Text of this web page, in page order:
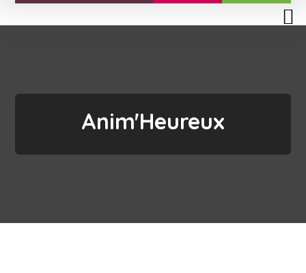
Anim'Heureux